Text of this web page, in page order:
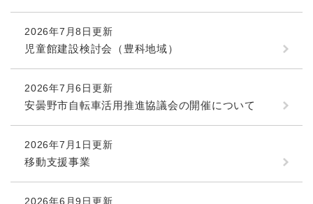
2026年7月8日更新
児童館建設検討会（豊科地域）
2026年7月6日更新
安曇野市自転車活用推進協議会の開催について
2026年7月1日更新
移動支援事業
2026年6月9日更新